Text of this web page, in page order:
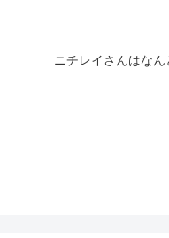
ニチレイさんはな